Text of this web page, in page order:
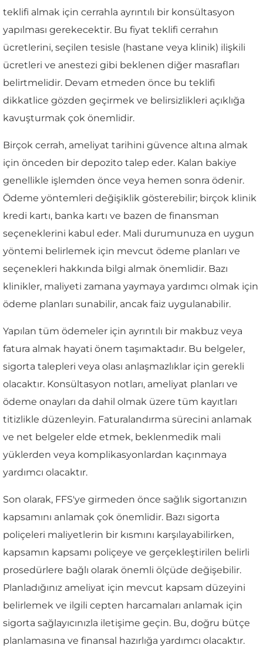
teklifi almak için cerrahla ayrıntılı bir konsültasyon
yapılması gerekecektir. Bu fiyat teklifi cerrahın
ücretlerini, seçilen tesisle (hastane veya klinik) ilişkili
ücretleri ve anestezi gibi beklenen diğer masrafları
belirtmelidir. Devam etmeden önce bu teklifi
dikkatlice gözden geçirmek ve belirsizlikleri açıklığa
kavuşturmak çok önemlidir.
Birçok cerrah, ameliyat tarihini güvence altına almak
için önceden bir depozito talep eder. Kalan bakiye
genellikle işlemden önce veya hemen sonra ödenir.
Ödeme yöntemleri değişiklik gösterebilir; birçok klinik
kredi kartı, banka kartı ve bazen de finansman
seçeneklerini kabul eder. Mali durumunuza en uygun
yöntemi belirlemek için mevcut ödeme planları ve
seçenekleri hakkında bilgi almak önemlidir. Bazı
klinikler, maliyeti zamana yaymaya yardımcı olmak için
ödeme planları sunabilir, ancak faiz uygulanabilir.
Yapılan tüm ödemeler için ayrıntılı bir makbuz veya
fatura almak hayati önem taşımaktadır. Bu belgeler,
sigorta talepleri veya olası anlaşmazlıklar için gerekli
olacaktır. Konsültasyon notları, ameliyat planları ve
ödeme onayları da dahil olmak üzere tüm kayıtları
titizlikle düzenleyin. Faturalandırma sürecini anlamak
ve net belgeler elde etmek, beklenmedik mali
yüklerden veya komplikasyonlardan kaçınmaya
yardımcı olacaktır.
Son olarak, FFS'ye girmeden önce sağlık sigortanızın
kapsamını anlamak çok önemlidir. Bazı sigorta
poliçeleri maliyetlerin bir kısmını karşılayabilirken,
kapsamın kapsamı poliçeye ve gerçekleştirilen belirli
prosedürlere bağlı olarak önemli ölçüde değişebilir.
Planladığınız ameliyat için mevcut kapsam düzeyini
belirlemek ve ilgili cepten harcamaları anlamak için
sigorta sağlayıcınızla iletişime geçin. Bu, doğru bütçe
planlamasına ve finansal hazırlığa yardımcı olacaktır.